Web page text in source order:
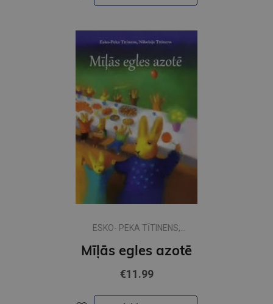
ESKO- PEKA TĪTINENS,
Mīļās egles azotē
€11.99